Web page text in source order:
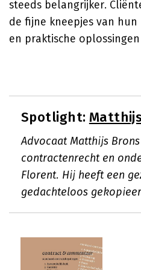
steeds belangrijker.
de fijne kneepjes van
en praktische
Spotlight:
Advocaat Matthijs
contractenrecht en
Florent. Hij heeft een
gedachteloos